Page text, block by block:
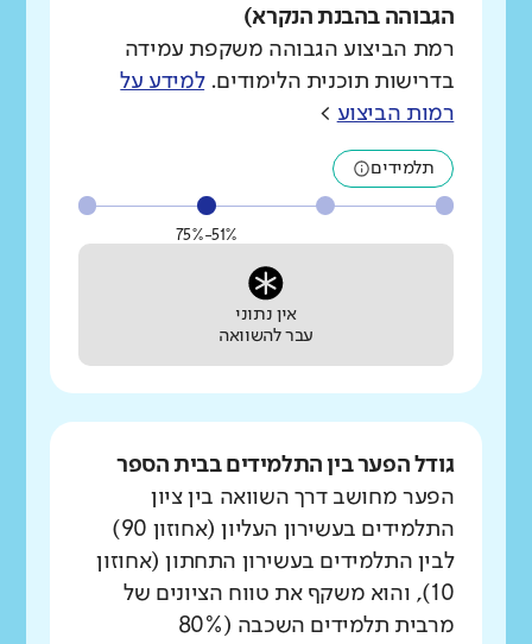
הגבוהה בהבנת הנקרא)
רמת הביצוע הגבוהה משקפת עמידה
בדרישות תוכנית הלימודים.למידע על
רמות הביצוע >
תלמידים
51%-75%
אין נתוני
עבר להשוואה
גודל הפער בין התלמידים בבית הספר
הפער מחושב דרך השוואה בין ציון
התלמידים בעשירון העליון (אחוזון 90)
לבין התלמידים בעשירון התחתון (אחוזון
10), והוא משקף את טווח הציונים של
מרבית תלמידים השכבה (80%